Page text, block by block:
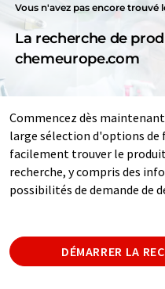
Vous n'avez pas encore trouvé
La recherche de
chemeurope.com
Commencez dès
large sélection d'options de
facilement trouver le
recherche, y compris des
possibilités de demande de
DÉMARRER LA